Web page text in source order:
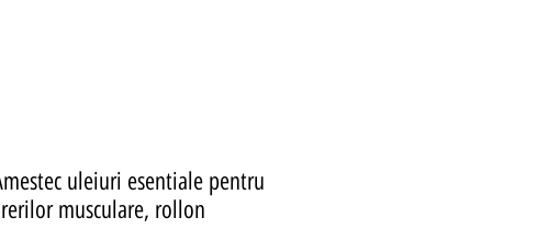
uleiuri esentiale pentru
musculare, rollon